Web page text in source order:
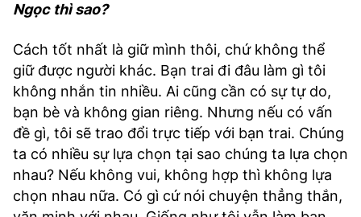
Ngọc thì sao?
Cách tốt nhất là giữ mình thôi, chứ không thể
giữ được người khác. Bạn trai đi đâu làm gì tôi
không nhắn tin nhiều. Ai cũng cần có sự tự do,
bạn bè và không gian riêng. Nhưng nếu có vấn
đề gì, tôi sẽ trao đổi trực tiếp với bạn trai. Chúng
ta có nhiều sự lựa chọn tại sao chúng ta lựa chọn
nhau? Nếu không vui, không hợp thì không lựa
chọn nhau nữa. Có gì cứ nói chuyện thẳng thắn,